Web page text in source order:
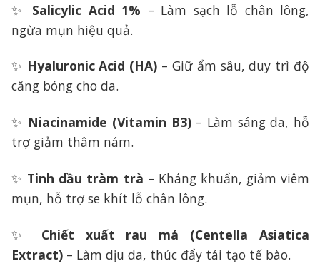
✨ Salicylic Acid 1% – Làm sạch lỗ chân lông,
ngừa mụn hiệu quả.
✨ Hyaluronic Acid (HA) – Giữ ẩm sâu, duy trì độ
căng bóng cho da.
✨ Niacinamide (Vitamin B3)– Làm sáng da, hỗ
trợ giảm thâm nám.
✨ Tinh dầu tràm trà – Kháng khuẩn, giảm viêm
mụn, hỗ trợ se khít lỗ chân lông.
✨ Chiết xuất rau má (Centella Asiatica
Extract) – Làm dịu da, thúc đẩy tái tạo tế bào.